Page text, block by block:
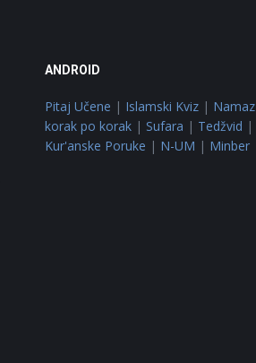
ANDROID
Pitaj Učene | Islamski Kviz| Namaz
korak po korak| Sufara | Tedžvid |
Kur'anske Poruke | N-UM | Minber